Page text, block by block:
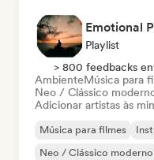
Playlist
> 800 feedbacks
AmbienteMúsica para
Neo / Clássico
Adicionar artistas às
Música para filmes
Neo / Clássico moderno